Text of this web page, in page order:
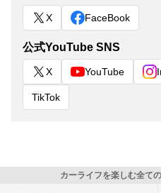
X FaceBook
公式YouTube SNS
X YouTube
TikTok
カーライフを楽しむ全て